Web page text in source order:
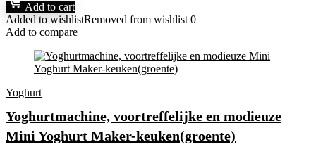
Add to cart
Added to wishlistRemoved from wishlist 0
Add to compare
Yoghurt
Yoghurtmachine, voortreffelijke en modieuze
Mini Yoghurt Maker-keuken(groente)